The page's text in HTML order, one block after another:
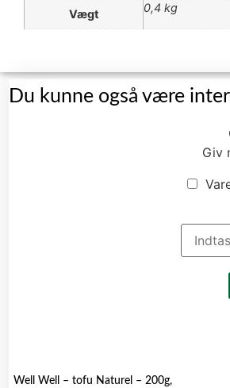
Vægt 0,4 kg
Du kunne også være
Well Well – tofu Naturel – 200g,
Giv